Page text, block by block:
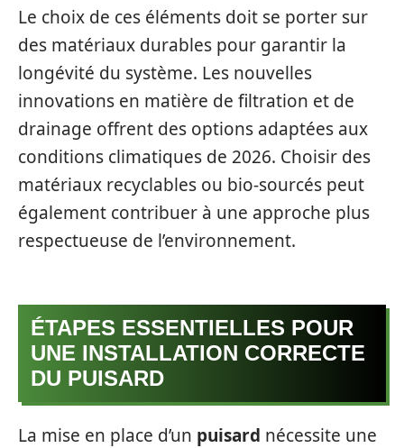
Le choix de ces éléments doit se porter sur
des matériaux durables pour garantir la
longévité du système. Les nouvelles
innovations en matière de filtration et de
drainage offrent des options adaptées aux
conditions climatiques de 2026. Choisir des
matériaux recyclables ou bio-sourcés peut
également contribuer à une approche plus
respectueuse de l’environnement.
ÉTAPES ESSENTIELLES POUR
UNE INSTALLATION CORRECTE
DU PUISARD
La mise en place d’un puisard nécessite une